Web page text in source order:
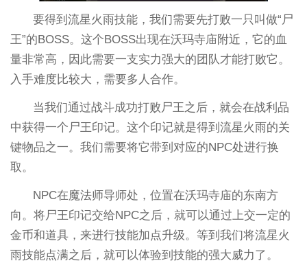
要得到流星火雨技能，我们需要先打败一只叫做“尸
王”的BOSS。这个BOSS出现在沃玛寺庙附近，它的血
量非常高，因此需要一支实力强大的团队才能打败它。
入手难度比较大，需要多人合作。
当我们通过战斗成功打败尸王之后，就会在战利品
中获得一个尸王印记。这个印记就是得到流星火雨的关
键物品之一。我们需要将它带到对应的NPC处进行换
取。
NPC在魔法师导师处，位置在沃玛寺庙的东南方
向。将尸王印记交给NPC之后，就可以通过上交一定的
金币和道具，来进行技能加点升级。等到我们将流星火
雨技能点满之后，就可以体验到技能的强大威力了。